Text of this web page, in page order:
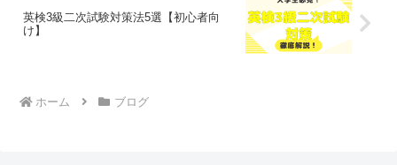
英検3級二次試験対策法5選【初心者向
け】
ホーム ブログ